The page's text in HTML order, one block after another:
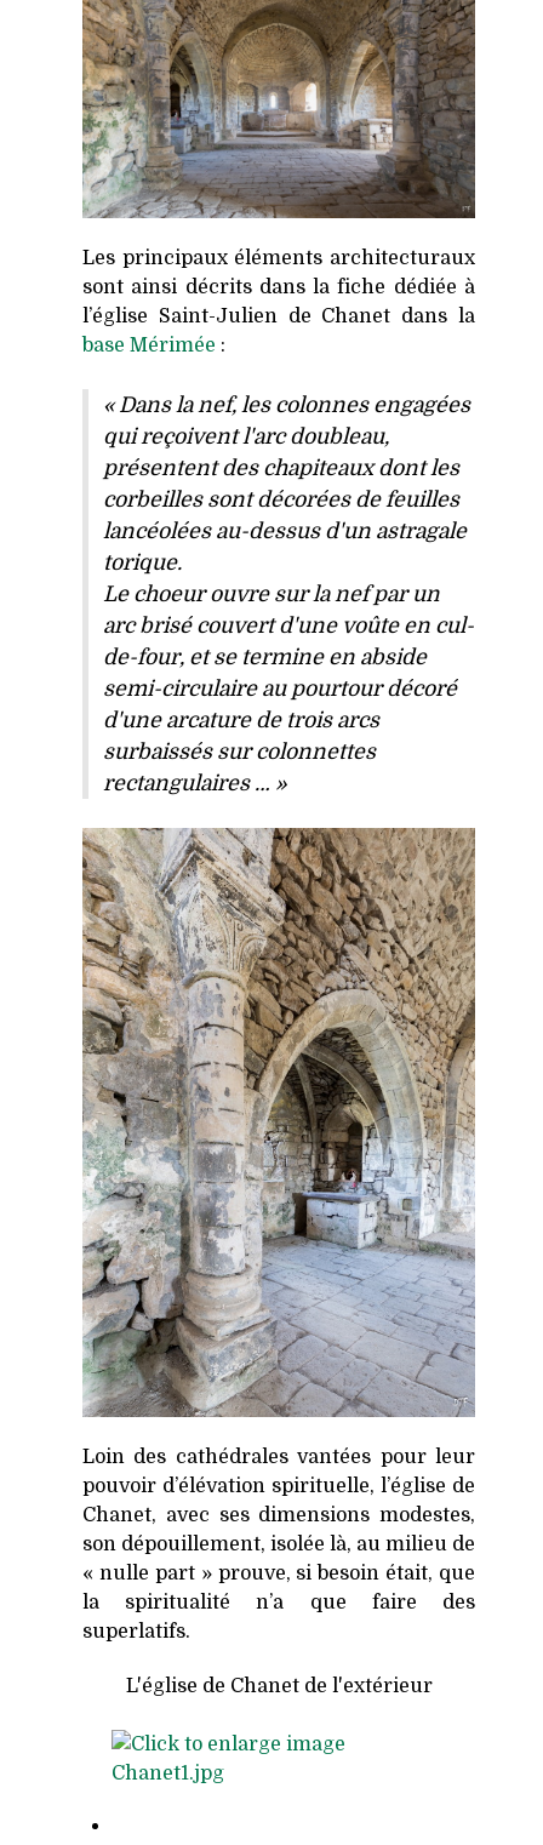
Les principaux éléments architecturaux
sont ainsi décrits dans la fiche dédiée à
l’église Saint-Julien de Chanet dans la
base Mérimée :
« Dans la nef, les colonnes engagées
qui reçoivent l'arc doubleau,
présentent des chapiteaux dont les
corbeilles sont décorées de feuilles
lancéolées au-dessus d'un astragale
torique.
Le choeur ouvre sur la nef par un
arc brisé couvert d'une voûte en cul-
de-four, et se termine en abside
semi-circulaire au pourtour décoré
d'une arcature de trois arcs
surbaissés sur colonnettes
rectangulaires … »
Loin des cathédrales vantées pour leur
pouvoir d’élévation spirituelle, l’église de
Chanet, avec ses dimensions modestes,
son dépouillement, isolée là, au milieu de
« nulle part » prouve, si besoin était, que
la spiritualité n’a que faire des
superlatifs.
L'église de Chanet de l'extérieur